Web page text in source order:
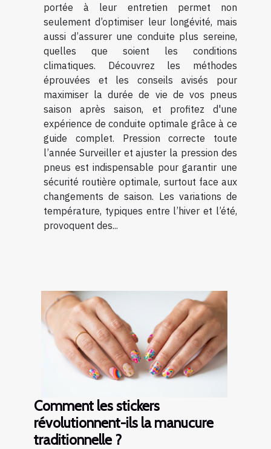
portée à leur entretien permet non
seulement d’optimiser leur longévité, mais
aussi d’assurer une conduite plus sereine,
quelles que soient les conditions
climatiques. Découvrez les méthodes
éprouvées et les conseils avisés pour
maximiser la durée de vie de vos pneus
saison après saison, et profitez d'une
expérience de conduite optimale grâce à ce
guide complet. Pression correcte toute
l’année Surveiller et ajuster la pression des
pneus est indispensable pour garantir une
sécurité routière optimale, surtout face aux
changements de saison. Les variations de
température, typiques entre l’hiver et l’été,
provoquent des...
Comment les stickers
révolutionnent-ils la manucure
traditionnelle ?